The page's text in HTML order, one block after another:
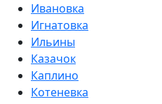
Ивановка
Игнатовка
Ильины
Казачок
Каплино
Котеневка